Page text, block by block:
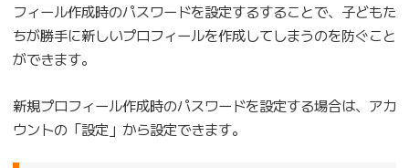
フィール作成時のパスワードを設定するすることで、子どもた
ちが勝手に新しいプロフィールを作成してしまうのを防ぐこと
ができます。
新規プロフィール作成時のパスワードを設定する場合は、アカ
ウントの「設定」から設定できます。